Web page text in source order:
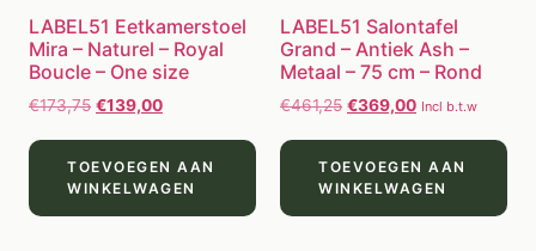
LABEL51 Eetkamerstoel
Mira – Naturel – Royal
Boucle – One size
€173,75 €139,00
TOEVOEGEN AAN
WINKELWAGEN
LABEL51 Salontafel
Grand – Antiek Ash –
Metaal – 75 cm – Rond
€461,25 €369,00 Incl b.t.w
TOEVOEGEN AAN
WINKELWAGEN